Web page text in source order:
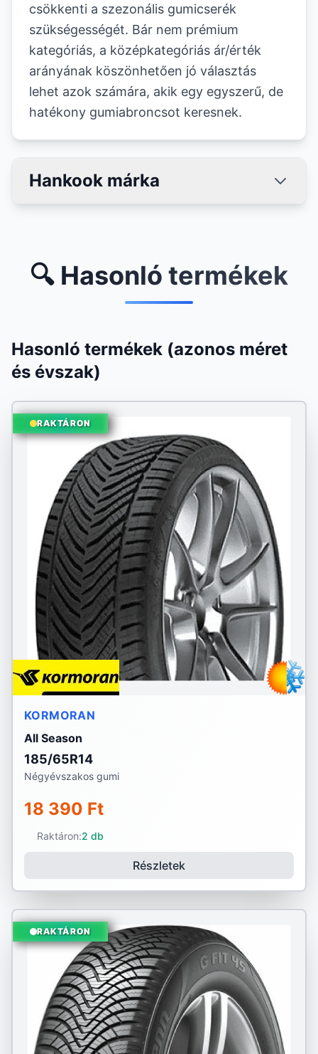
csökkenti a szezonális gumicserék
szükségességét. Bár nem prémium
kategóriás, a középkategóriás ár/érték
arányának köszönhetően jó választás
lehet azok számára, akik egy egyszerű, de
hatékony gumiabroncsot keresnek.
Hankook márka
🔍 Hasonló termékek
Hasonló termékek (azonos méret
és évszak)
RAKTÁRON
KORMORAN
All Season
185/65R14
Négyévszakos gumi
18 390 Ft
Raktáron:2 db
Részletek
RAKTÁRON